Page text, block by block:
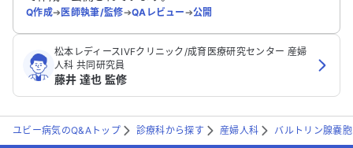
Q作成➔医師執筆/監修➔QAレビュー➔公開
松本レディースIVFクリニック/成育医療研究センター 産婦
人科 共同研究員
藤井 達也 監修
ユビー病気のQ&Aトップ 診療科から探す 産婦人科 バルトリン腺嚢胞